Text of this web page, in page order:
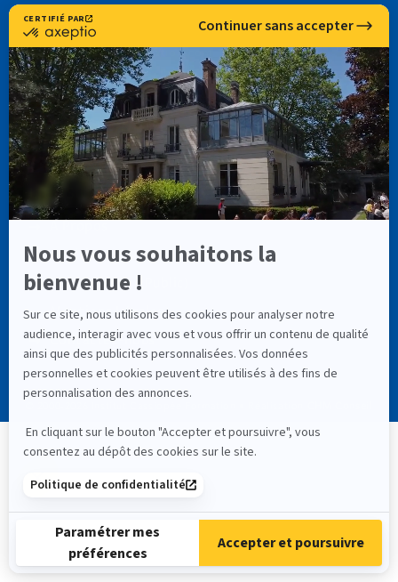
info@cassiopee-formation.com
01 74 08 65 94
LIENS UTILES
Astéria
RNCP (Service Public)
Mentions Légales
Contactez-nous